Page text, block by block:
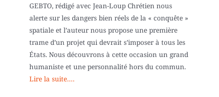
GEBTO, rédigé avec Jean-Loup Chrétien nous
alerte sur les dangers bien réels de la « conquête »
spatiale et l’auteur nous propose une première
trame d’un projet qui devrait s’imposer à tous les
États. Nous découvrons à cette occasion un grand
humaniste et une personnalité hors du commun.
Lire la suite….